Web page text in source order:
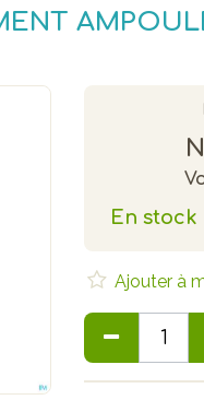
En stock
Ajouter à